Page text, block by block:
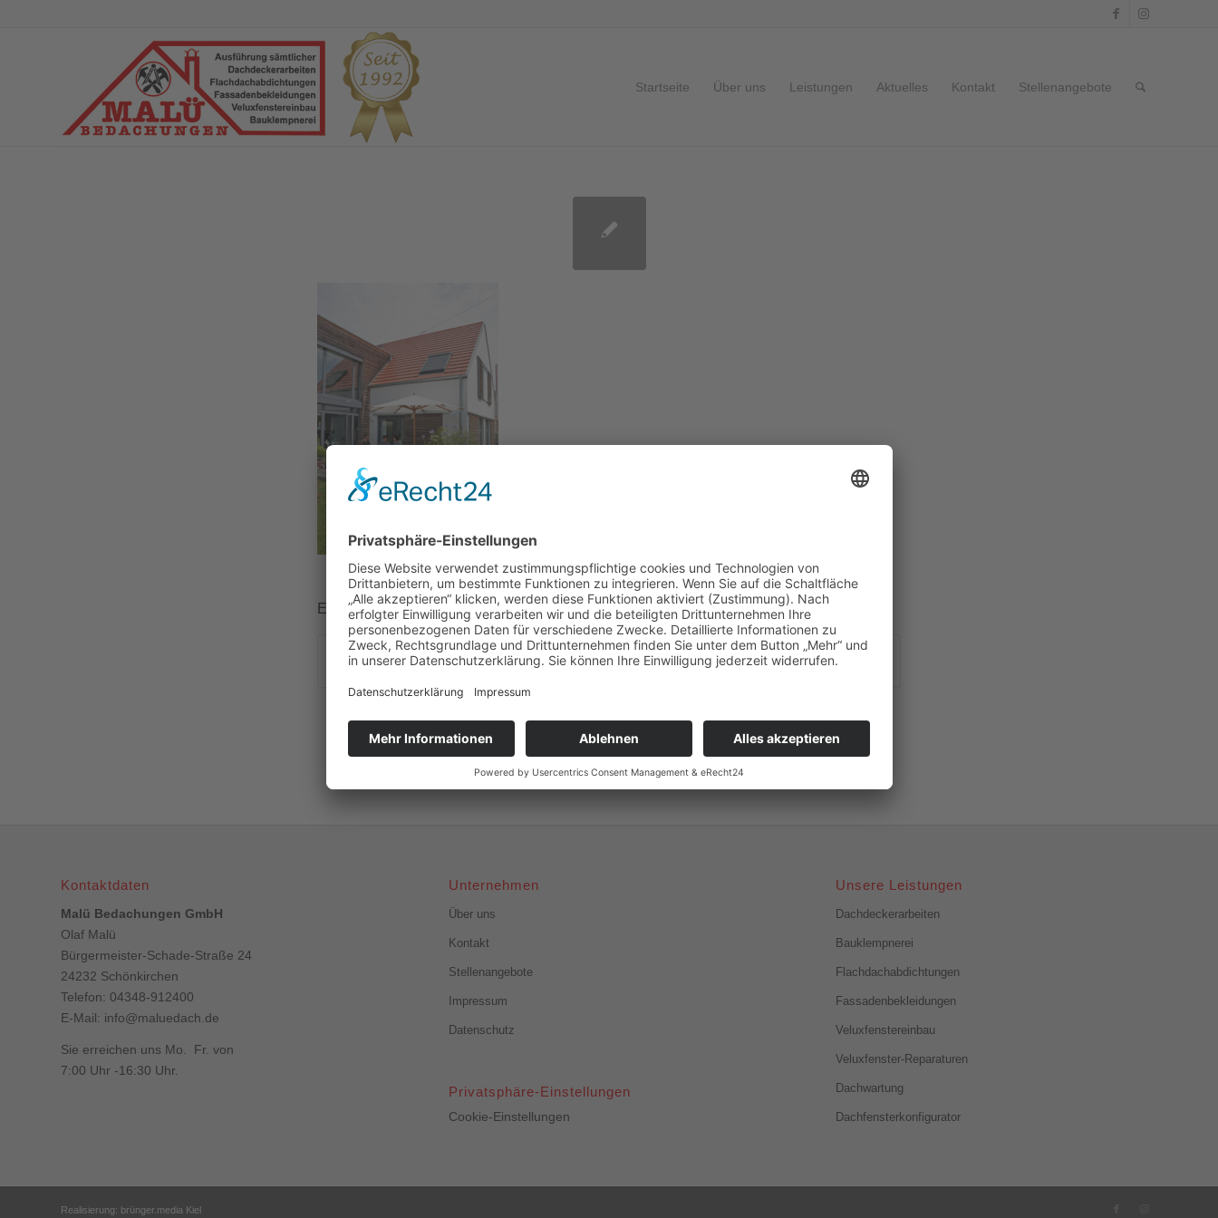
Startseite Über uns Leistungen Aktuelles Kontakt Stellenangebote
Eintrag teilen
Kontaktdaten
Malü Bedachungen GmbH
Olaf Malü
Bürgermeister-Schade-Straße 24
24232 Schönkirchen
Telefon: 04348-912400
E-Mail: info@maluedach.de
Sie erreichen uns Mo. Fr. von
7:00 Uhr -16:30 Uhr.
Unternehmen
Über uns
Kontakt
Stellenangebote
Impressum
Datenschutz
Privatsphäre-Einstellungen
Cookie-Einstellungen
Unsere Leistungen
Dachdeckerarbeiten
Bauklempnerei
Flachdachabdichtungen
Fassadenbekleidungen
Veluxfenstereinbau
Veluxfenster-Reparaturen
Dachwartung
Dachfensterkonfigurator
Realisierung: brünger.media Kiel